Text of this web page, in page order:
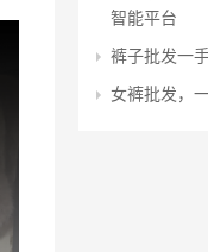
智能平台
裤子批发一
女裤批发，